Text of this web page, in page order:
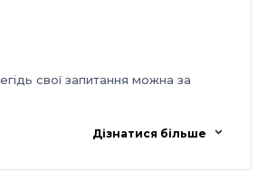
свої запитання можна за
матеріали та доступ до
Дізнатися більше